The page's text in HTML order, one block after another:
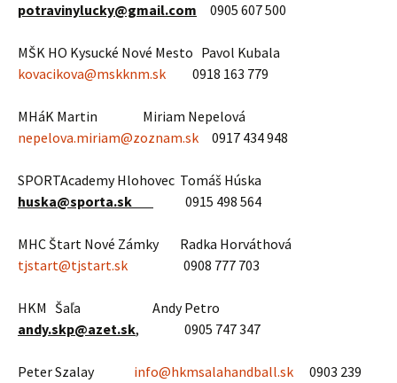
potravinylucky@gmail.com
0905 607 500
MŠK HO Kysucké Nové Mesto Pavol Kubala
kovacikova@mskknm.sk 0918 163 779
MHáK Martin Miriam Nepelová
nepelova.miriam@zoznam.sk
0917 434 948
SPORTAcademy Hlohovec Tomáš Húska
huska@sporta.sk
0915 498 564
MHC Štart Nové Zámky Radka Horváthová
tjstart@tjstart.sk 0908 777 703
HKM Šaľa Andy Petro
andy.skp@azet.sk, 0905 747 347
Peter Szalay info@hkmsalahandball.sk 0903 239